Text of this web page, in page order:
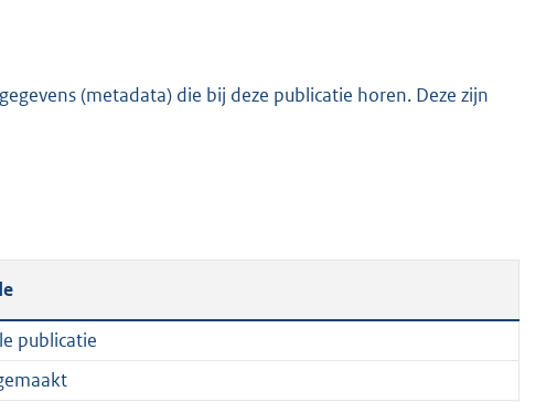
M
(metadata) die bij deze publicatie horen. Deze zijn
publicatie